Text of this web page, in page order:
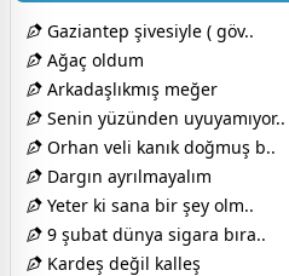
Gaziantep şivesiyle ( göv..
Ağaç oldum
Arkadaşlıkmış meğer
Senin yüzünden uyuyamıyor..
Orhan veli kanık doğmuş b..
Dargın ayrılmayalım
Yeter ki sana bir şey olm..
9 şubat dünya sigara bıra..
Kardeş değil kalleş